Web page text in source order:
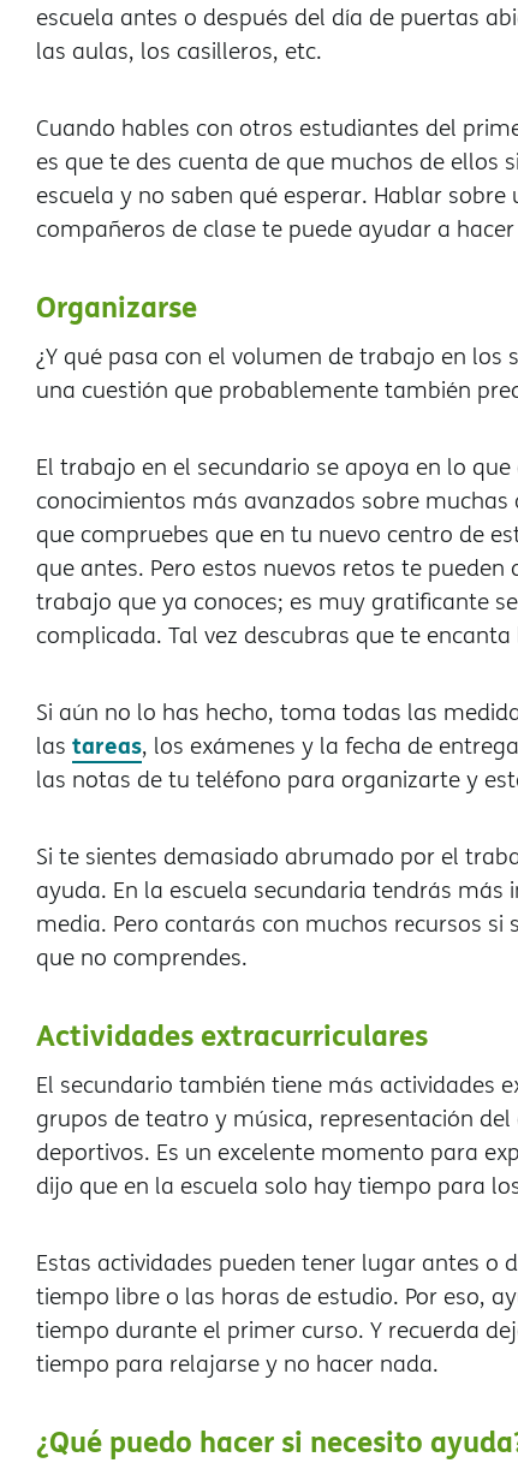
escuela antes o después del día de puertas
las aulas, los casilleros, etc.
Cuando hables con otros estudiantes del
es que te des cuenta de que muchos de ellos
escuela y no saben qué esperar. Hablar
compañeros de clase te puede ayudar a
Organizarse
¿Y qué pasa con el volumen de trabajo en los
una cuestión que probablemente también
El trabajo en el secundario se apoya en lo
conocimientos más avanzados sobre
que compruebes que en tu nuevo centro de
que antes. Pero estos nuevos retos te
trabajo que ya conoces; es muy gratificante
complicada. Tal vez descubras que te
Si aún no lo has hecho, toma todas las
las tareas, los exámenes y la fecha de
las notas de tu teléfono para organizarte y
Si te sientes demasiado abrumado por el
ayuda. En la escuela secundaria tendrás
media. Pero contarás con muchos recursos
que no comprendes.
Actividades extracurriculares
El secundario también tiene más actividades
grupos de teatro y música, representación
deportivos. Es un excelente momento para
dijo que en la escuela solo hay tiempo para
Estas actividades pueden tener lugar antes o
tiempo libre o las horas de estudio. Por eso,
tiempo durante el primer curso. Y recuerda
tiempo para relajarse y no hacer nada.
¿Qué puedo hacer si necesito